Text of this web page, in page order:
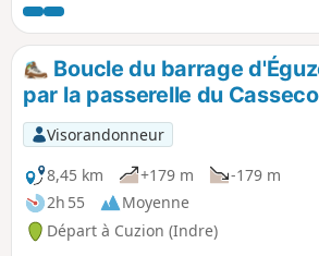
royaume du châtaignier, de la fougère et
vaches limousines, laissez-vous aller à
baguenauder, à musarder, à flâner dans
bocage de pierres sèches et des arbres
caverneux. Tentez la chasse au dahut à
tombante. Retrouvez votre âme d'enfant
laissant du temps au temps et des
randonnées
Boucle du barrage
par la passerelle du
Visorandonneur
8,45 km
+179 m
-179 m
2h 55
Moyenne
Départ à Cuzion (Indre)